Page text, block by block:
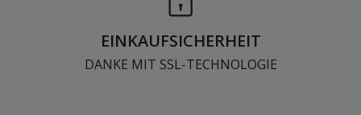
EINKAUFSICHERHEIT
DANKE MIT SSL-TECHNOLOGIE